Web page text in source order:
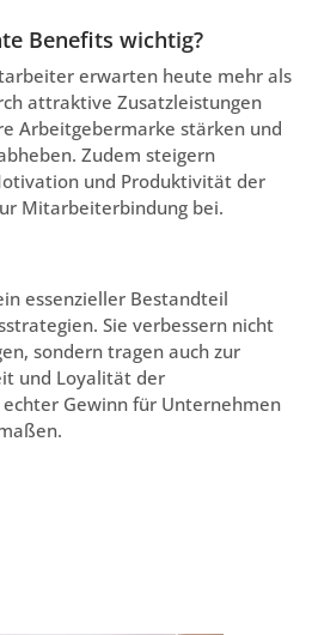
Benefits wichtig?
erwarten heute mehr als
attraktive Zusatzleistungen
Arbeitgebermarke stärken und
Zudem steigern
und Produktivität der
Mitarbeiterbindung bei.
essenzieller Bestandteil
Sie verbessern nicht
sondern tragen auch zur
und Loyalität der
Gewinn für Unternehmen